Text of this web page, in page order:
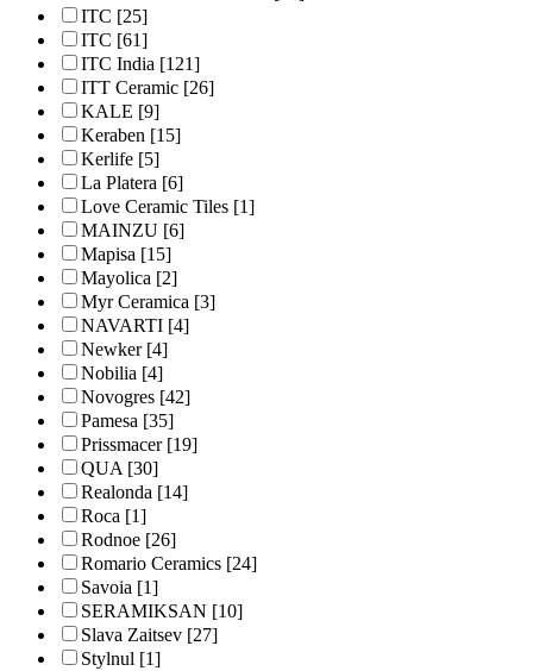
ITC [25]
ITC [61]
ITC India [121]
ITT Ceramic [26]
KALE [9]
Keraben [15]
Kerlife [5]
La Platera [6]
Love Ceramic Tiles [1]
MAINZU [6]
Mapisa [15]
Mayolica [2]
Myr Ceramica [3]
NAVARTI [4]
Newker[4]
Nobilia [4]
Novogres [42]
Pamesa [35]
Prissmacer[19]
QUA[30]
Realonda [14]
Roca [1]
Rodnoe [26]
Romario Ceramics [24]
Savoia [1]
SERAMIKSAN [10]
Slava Zaitsev [27]
Stylnul [1]